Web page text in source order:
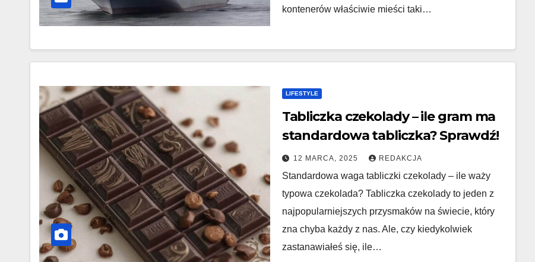
kontenerów właściwie mieści taki…
LIFESTYLE
Tabliczka czekolady – ile gram ma
standardowa tabliczka? Sprawdź!
12 MARCA, 2025 REDAKCJA
Standardowa waga tabliczki czekolady – ile waży
typowa czekolada? Tabliczka czekolady to jeden z
najpopularniejszych przysmaków na świecie, który
zna chyba każdy z nas. Ale, czy kiedykolwiek
zastanawiałeś się, ile…